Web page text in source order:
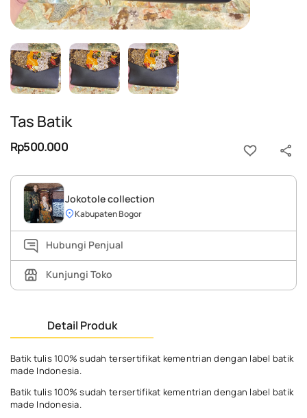
Tas Batik
Rp500.000
Jokotole collection
Kabupaten Bogor
Hubungi Penjual
Kunjungi Toko
Detail Produk
Batik tulis 100% sudah tersertifikat kementrian dengan label batik
made Indonesia.
Batik tulis 100% sudah tersertifikat kementrian dengan label batik
made Indonesia.